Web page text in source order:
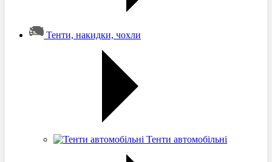
Тенти, накидки, чохли
Тенти автомобільні